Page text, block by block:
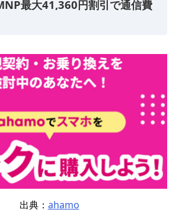
最大41,360円割引で通信費
出典： ahamo